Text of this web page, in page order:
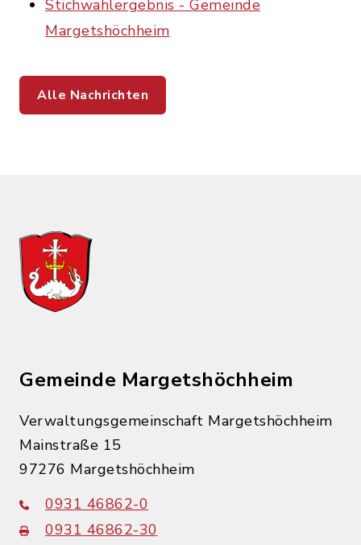
Stichwahlergebnis - Gemeinde
Margetshöchheim
Alle Nachrichten
Gemeinde Margetshöchheim
Verwaltungsgemeinschaft Margetshöchheim
Mainstraße 15
97276 Margetshöchheim
0931 46862-0
0931 46862-30